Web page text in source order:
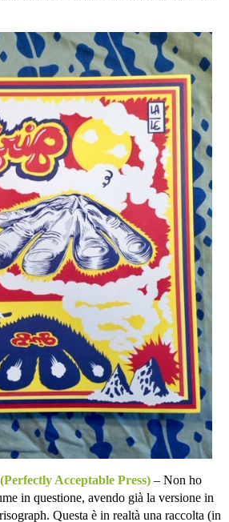
Acceptable Press) – Non ho
in questione, avendo già la versione in
Questa è in realtà una raccolta (in